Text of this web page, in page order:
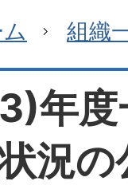
組織
年度
況